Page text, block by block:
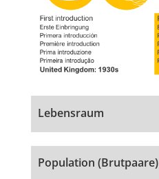
Lebensraum
Population (Brutpaare)